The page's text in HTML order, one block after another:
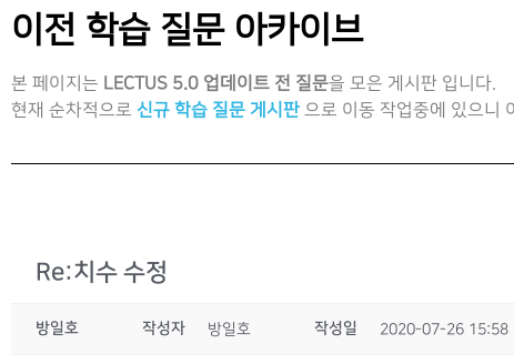
이전 학습 질문 아카이브
본 페이지는 LECTUS 5.0 업데이트 전 질문을 모은 게시판 입니다.
현재 순차적으로 신규 학습 질문 게시판 으로 이동 작업중에 있으니
Re:치수 수정
방일호 작성자 방일호 작성일 2020-07-26 15:58